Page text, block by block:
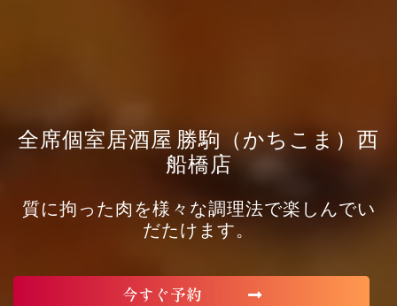
全席個室居酒屋 勝駒（かちこま）西
船橋店
質に拘った肉を様々な調理法で楽しんでい
だたけます。
今すぐ予約